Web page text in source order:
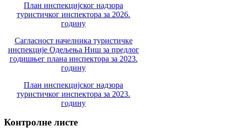
План инспекцијског надзора
туристичког инспектора за 2026.
годину
Сагласност начелника туристичке
инспекције Одељења Ниш за предлог
годишњег плана инспектора за 2023.
годину
План инспекцијског надзора
туристичког инспектора за 2023.
годину
Контролне листе